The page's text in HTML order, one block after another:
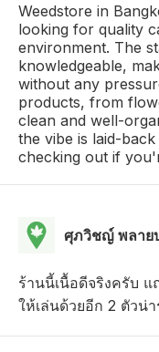
Weedstore in
looking for quality
environment. The
knowledgeable,
without any
products, from
clean and well-
the vibe is laid-
checking out if
ศุภวิชญ์ พลา
ร้านนี้เนื้อดีจริงครับ
ให้เล่นด้วยอีก 2 ตัวน่